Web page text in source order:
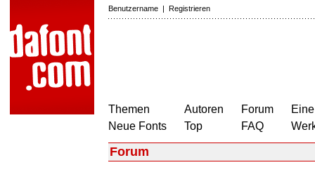
Benutzername | Registrieren
Themen
Neue Fonts
Autoren
Top
Forum
FAQ
Forum